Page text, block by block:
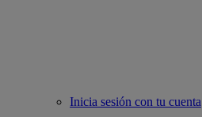
Inicia sesión con tu cuenta